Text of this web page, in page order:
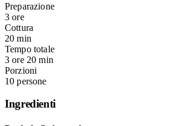
Preparazione
3 ore
Cottura
20 min
Tempo totale
3 ore 20 min
Porzioni
10 persone
Ingredienti